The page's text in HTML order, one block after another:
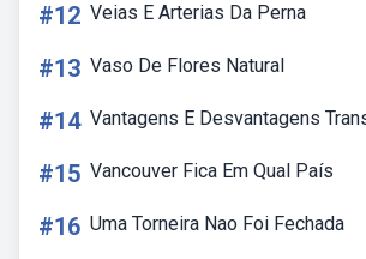
#12 Veias E Arterias Da Perna
#13 Vaso De Flores Natural
#14 Vantagens E Desvantagens
#15 Vancouver Fica Em Qual País
#16 Uma Torneira Nao Foi Fechada